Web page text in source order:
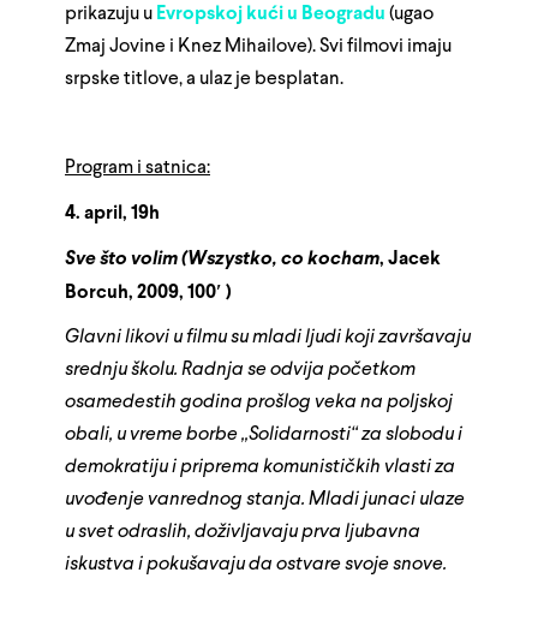
prikazuju u Evropskoj kući u Beogradu (ugao
Zmaj Jovine i Knez Mihailove). Svi filmovi imaju
srpske titlove, a ulaz je besplatan.
Program i satnica:
4. april, 19h
Sve što volim (Wszystko, co kocham, Jacek
Borcuh, 2009, 100′ )
Glavni likovi u filmu su mladi ljudi koji završavaju
srednju školu. Radnja se odvija početkom
osamedestih godina prošlog veka na poljskoj
obali, u vreme borbe „Solidarnosti“ za slobodu i
demokratiju i priprema komunističkih vlasti za
uvođenje vanrednog stanja. Mladi junaci ulaze
u svet odraslih, doživljavaju prva ljubavna
iskustva i pokušavaju da ostvare svoje snove.